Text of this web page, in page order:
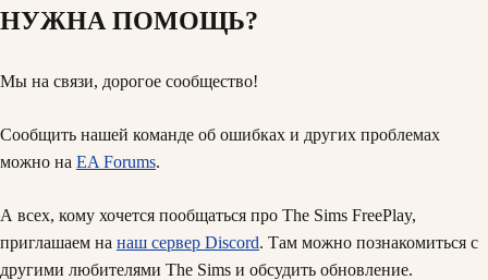
НУЖНА ПОМОЩЬ?
Мы на связи, дорогое сообщество!
Сообщить нашей команде об ошибках и других проблемах
можно на EA Forums.
А всех, кому хочется пообщаться про The Sims FreePlay,
приглашаем на наш сервер Discord. Там можно познакомиться с
другими любителями The Sims и обсудить обновление.